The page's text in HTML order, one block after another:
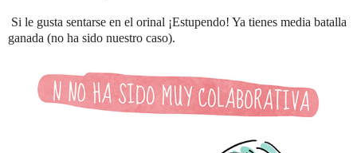
Si le gusta sentarse en el orinal ¡Estupendo! Ya tienes media batalla
ganada (no ha sido nuestro caso).